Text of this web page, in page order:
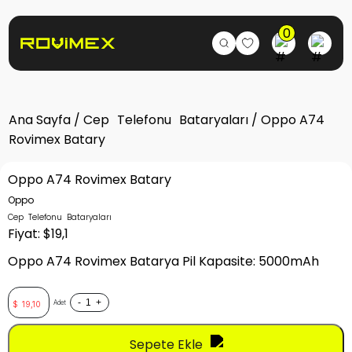
0
Ana Sayfa / Cep Telefonu Bataryaları / Oppo A74
Rovimex Batary
Oppo A74 Rovimex Batary
Oppo
Cep Telefonu Bataryaları
Fiyat: $19,1
Oppo A74 Rovimex Batarya Pil Kapasite: 5000mAh
$ 19,10 Adet - +
Sepete Ekle